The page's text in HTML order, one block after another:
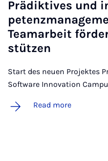
Prädikt­ives und
Teamarbeit
stützen
Start des neuen Projektes
Software Innovation
Read more